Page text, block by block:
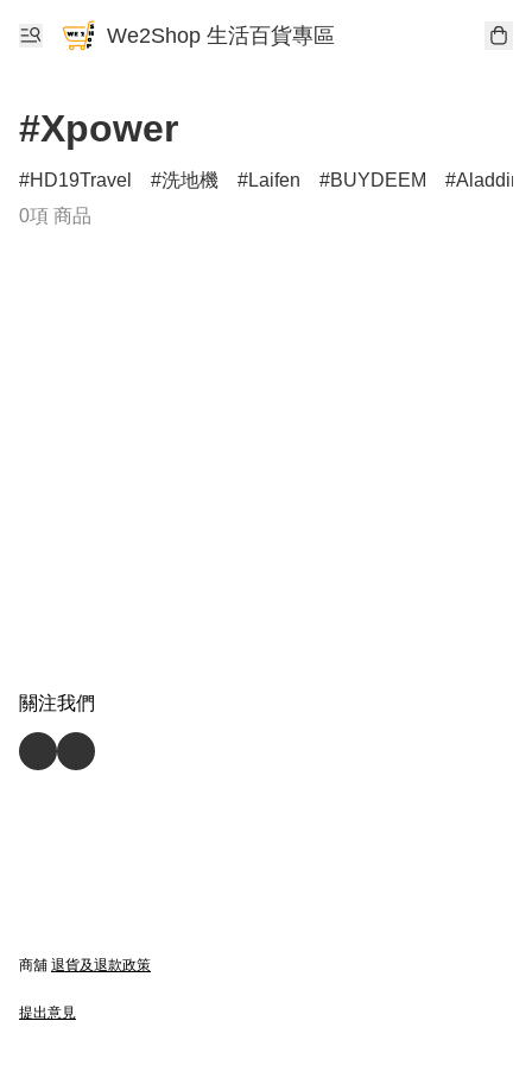
We2Shop 生活百貨專區
#Xpower
HD19Travel 洗地機 Laifen BUYDEEM
Aladdin
0項 商品
關注我們
商舖 退貨及退款政策
提出意見